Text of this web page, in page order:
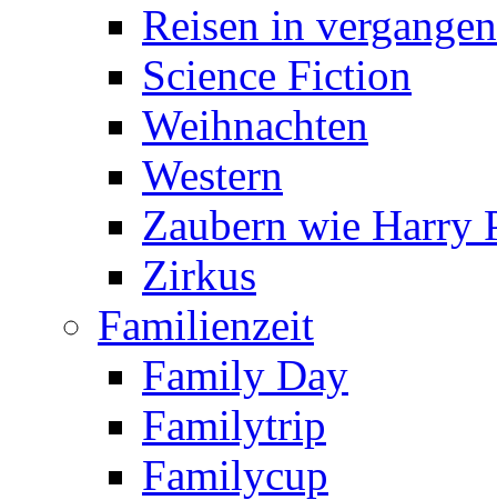
Reisen in
Science Fiction
Weihnachten
Western
Zaubern wie Harry
Zirkus
Familienzeit
Family Day
Familytrip
Familycup